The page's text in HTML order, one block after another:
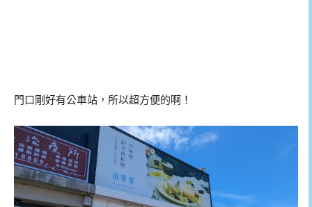
門口剛好有公車站，所以超方便的啊！